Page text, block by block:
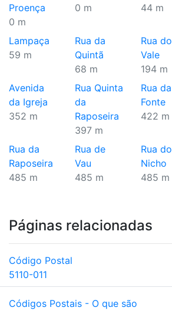
Proença
0 m
0 m
44 m
Lampaça
59 m
Rua da
Quintã
68 m
Rua do
Vale
194 m
Avenida
da Igreja
352 m
Rua Quinta
da
Raposeira
397 m
Rua da
Fonte
422 m
Rua da
Raposeira
485 m
Rua de
Vau
485 m
Rua do
Nicho
485 m
Páginas relacionadas
Código Postal
5110-011
Códigos Postais - O que são